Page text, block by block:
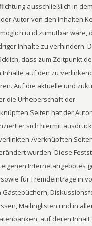
ausschließlich in
Autor von den Inhalten
und zumutbar wäre,
Inhalte zu verhindern.
dass zum Zeitpunkt
Inhalte auf den zu
Auf die aktuelle und
die Urheberschaft der
Seiten hat der
er sich hiermit
/verknüpften
wurden. Diese
Internetangebotes
für Fremdeinträge in
Gästebüchern,
Mailinglisten und in
auf deren